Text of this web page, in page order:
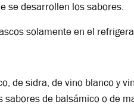
se desarrollen los sabores.
solamente en el
de sidra, de vino blanco y
sabores de balsámico o de